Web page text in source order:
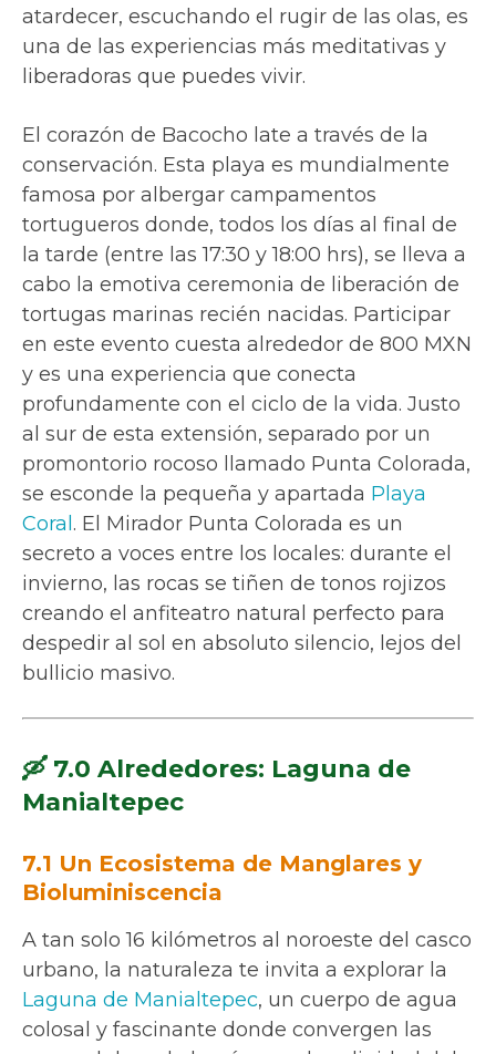
atardecer, escuchando el rugir de las olas, es
una de las experiencias más meditativas y
liberadoras que puedes vivir.
El corazón de Bacocho late a través de la
conservación. Esta playa es mundialmente
famosa por albergar campamentos
tortugueros donde, todos los días al final de
la tarde (entre las 17:30 y 18:00 hrs), se lleva a
cabo la emotiva ceremonia de liberación de
tortugas marinas recién nacidas. Participar
en este evento cuesta alrededor de 800 MXN
y es una experiencia que conecta
profundamente con el ciclo de la vida. Justo
al sur de esta extensión, separado por un
promontorio rocoso llamado Punta Colorada,
se esconde la pequeña y apartada Playa
Coral . El Mirador Punta Colorada es un
secreto a voces entre los locales: durante el
invierno, las rocas se tiñen de tonos rojizos
creando el anfiteatro natural perfecto para
despedir al sol en absoluto silencio, lejos del
bullicio masivo.
🛶 7.0 Alrededores: Laguna de
Manialtepec
7.1 Un Ecosistema de Manglares y
Bioluminiscencia
A tan solo 16 kilómetros al noroeste del casco
urbano, la naturaleza te invita a explorar la
Laguna de Manialtepec, un cuerpo de agua
colosal y fascinante donde convergen las